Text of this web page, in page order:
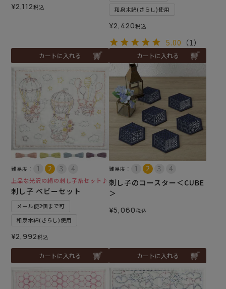
¥2,112税込
カートに入れる
和泉木綿(さらし)使用
¥2,420税込
5.00 （1）
カートに入れる
難易度：
上品な光沢の絹の刺し子糸セット♪
刺し子 ベビーセット
メール便2個まで可
和泉木綿(さらし)使用
¥2,992税込
カートに入れる
難易度：
刺し子のコースター＜CUBE
＞
¥5,060税込
カートに入れる